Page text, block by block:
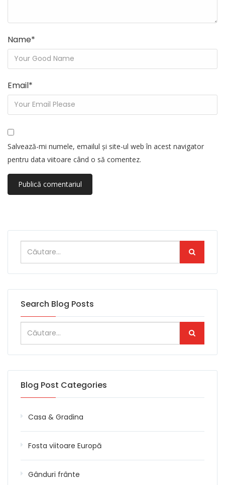
Name*
Email*
Salvează-mi numele, emailul și site-ul web în acest navigator
pentru data viitoare când o să comentez.
Search Blog Posts
Blog Post Categories
Casa & Gradina
Fosta viitoare Europă
Gânduri frânte